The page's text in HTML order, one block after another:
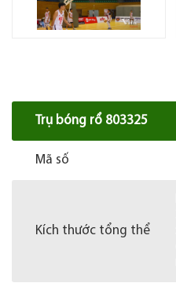
Trụ bóng rổ 803325
Mã số
Kích thước tổng thể